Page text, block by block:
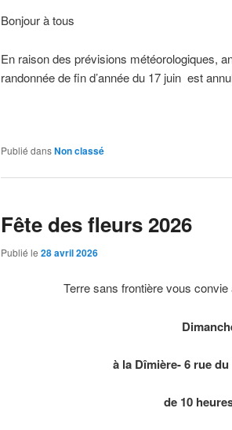
Bonjour à tous
En raison des prévisions météorologiques,
randonnée de fin d’année du 17 juin est
Publié dansNon classé
Fête des fleurs 2026
Publié le 28 avril 2026
Terre sans frontière vous
à la Dîmière- 6 rue
de 10